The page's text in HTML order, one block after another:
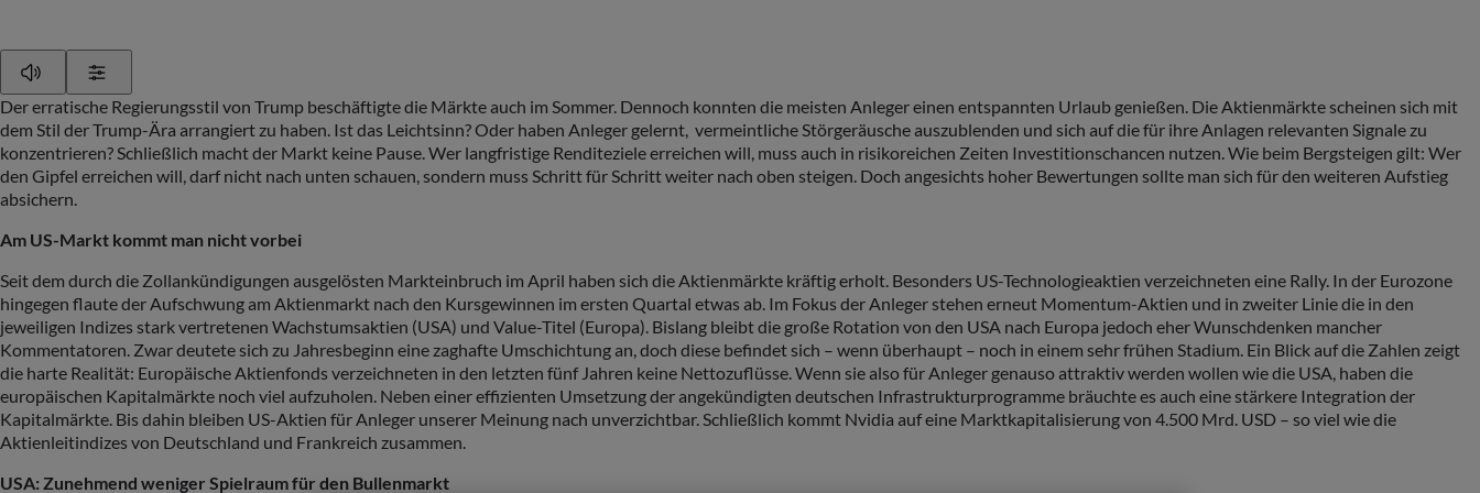
Der erratische Regierungsstil von Trump beschäftigte die Märkte auch im Sommer. Dennoch konnten die meisten Anleger einen entspannten Urlaub genießen. Die Aktienmärkte scheinen sich mit
dem Stil der Trump-Ära arrangiert zu haben. Ist das Leichtsinn? Oder haben Anleger gelernt, vermeintliche Störgeräusche auszublenden und sich auf die für ihre Anlagen relevanten Signale zu
konzentrieren? Schließlich macht der Markt keine Pause. Wer langfristige Renditeziele erreichen will, muss auch in risikoreichen Zeiten Investitionschancen nutzen. Wie beim Bergsteigen gilt: Wer
den Gipfel erreichen will, darf nicht nach unten schauen, sondern muss Schritt für Schritt weiter nach oben steigen. Doch angesichts hoher Bewertungen sollte man sich für den weiteren Aufstieg
absichern.
Am US-Markt kommt man nicht vorbei
Seit dem durch die Zollankündigungen ausgelösten Markteinbruch im April haben sich die Aktienmärkte kräftig erholt. Besonders US-Technologieaktien verzeichneten eine Rally. In der Eurozone
hingegen flaute der Aufschwung am Aktienmarkt nach den Kursgewinnen im ersten Quartal etwas ab. Im Fokus der Anleger stehen erneut Momentum-Aktien und in zweiter Linie die in den
jeweiligen Indizes stark vertretenen Wachstumsaktien (USA) und Value-Titel (Europa). Bislang bleibt die große Rotation von den USA nach Europa jedoch eher Wunschdenken mancher
Kommentatoren. Zwar deutete sich zu Jahresbeginn eine zaghafte Umschichtung an, doch diese befindet sich – wenn überhaupt – noch in einem sehr frühen Stadium. Ein Blick auf die Zahlen zeigt
die harte Realität: Europäische Aktienfonds verzeichneten in den letzten fünf Jahren keine Nettozuflüsse. Wenn sie also für Anleger genauso attraktiv werden wollen wie die USA, haben die
europäischen Kapitalmärkte noch viel aufzuholen. Neben einer effizienten Umsetzung der angekündigten deutschen Infrastrukturprogramme bräuchte es auch eine stärkere Integration der
Kapitalmärkte. Bis dahin bleiben US-Aktien für Anleger unserer Meinung nach unverzichtbar. Schließlich kommt Nvidia auf eine Marktkapitalisierung von 4.500 Mrd. USD – so viel wie die
Aktienleitindizes von Deutschland und Frankreich zusammen.
USA: Zunehmend weniger Spielraum für den Bullenmarkt